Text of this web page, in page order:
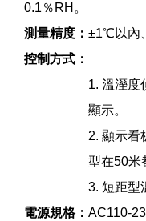
0.1％RH。
測量精度： ±1℃以內
控制方式：
1. 溫溼度
顯示。
2. 顯示看
型在50米
3. 短距型
電源規格： AC110-